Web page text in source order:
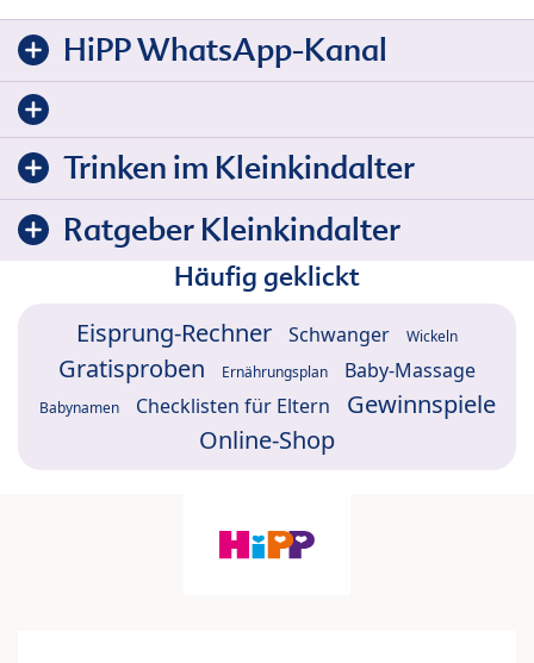
HiPP WhatsApp-Kanal
Trinken im Kleinkindalter
Ratgeber Kleinkindalter
Häufig geklickt
Eisprung-Rechner Schwanger Wickeln
Gratisproben Ernährungsplan Baby-Massage
Babynamen Checklisten für Eltern
Gewinnspiele
Online-Shop